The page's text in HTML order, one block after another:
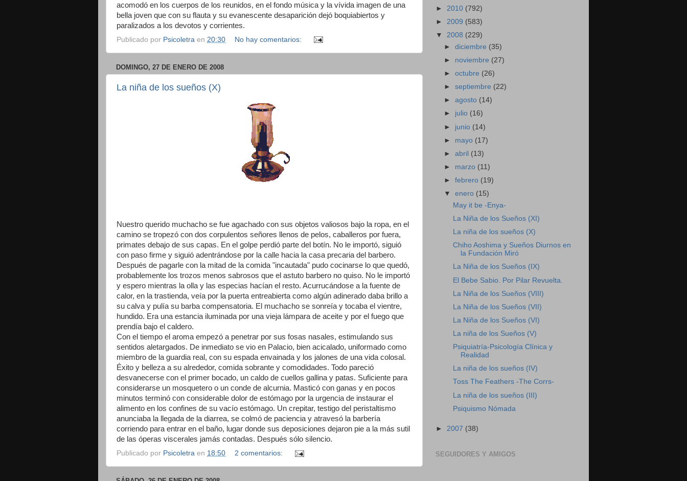
acomodó en los cuerpos de los reunidos, en el fondo música y la vívida imagen de una
bella joven que con su flauta y su evanescente desaparición dejó boquiabiertos y
paralizados a los devotos y corrientes.
Publicado por Psicoletra en 20:30 No hay comentarios:
DOMINGO, 27 DE ENERO DE 2008
La niña de los sueños (X)
Nuestro querido muchacho se fue agachado con sus objetos valiosos bajo la ropa, en el
camino se tropezó con dos corpulentos señores llenos de pelos, caballeros por fuera,
primates debajo de sus capas. En el golpe perdió parte del botín. No le importó, siguió
con paso firme y siguió adentrándose por la calle hacia la casa precaria del barbero.
Después de pagarle con la mitad de la comida "incautada" pudo cocinarse lo que quedó,
probablemente los trozos menos sabrosos que el astuto barbero no quiso. No le importó
y espero mientras la olla y las especias hacían el resto. Acurrucándose a la fuente de
calor, en la trastienda, veía por la puerta entreabierta como algún adinerado daba brillo a
su calva y pulía su barba compensatoria. El muchacho se sonreía y tocaba el vientre,
hundido. Era una estancia iluminada por una vieja lámpara de aceite y por el fuego que
prendía bajo el caldero.
Con el tiempo el aroma empezó a penetrar por sus fosas nasales, estimulando sus
sentidos aletargados. De inmediato se vio en Palacio, bien acicalado, uniformado como
miembro de la guardia real, con su espada envainada y los jalones de una vida colosal.
Éxito y belleza a su alrededor, comida sobrante y comodidades. Todo pareció
desvanecerse con el primer bocado, un caldo de cuellos gallina y patas. Suficiente para
considerarse un mosquetero o un conde de alcurnia. Masticó con ganas y en pocos
minutos terminó con considerable dolor de estómago por la urgencia de instaurar el
alimento en los confines de su vacío estómago. Un crepitar, testigo del peristaltismo
anunciaba la llegada de la diarrea, se colmó de paciencia y atravesó la barbería
corriendo para entrar en el baño, lugar donde sus deposiciones dejaron pie a la más sutil
de las óperas viscerales jamás contadas. Después sólo silencio.
Publicado por Psicoletra en 18:50 2 comentarios:
► 2010 (792)
► 2009 (583)
▼ 2008 (229)
►diciembre (35)
► noviembre (27)
►octubre (26)
►septiembre (22)
►agosto (14)
► julio (16)
► junio (14)
► mayo (17)
►abril (13)
► marzo (11)
►febrero (19)
▼enero (15)
May it be -Enya-
La Niña de los Sueños (XI)
La niña de los sueños (X)
Chiho Aoshima y Sueños Diurnos en
la Fundación Miró
La Niña de los Sueños (IX)
El Bebe Sabio. Por Pilar Revuelta.
La Niña de los Sueños (VIII)
La Niña de los Sueños (VII)
La Niña de los Sueños (VI)
La niña de los Sueños (V)
Psiquiatría-Psicología Clínica y
Realidad
La niña de los sueños (IV)
Toss The Feathers -The Corrs-
La niña de los sueños (III)
Psiquismo Nómada
► 2007 (38)
SEGUIDORES Y AMIGOS